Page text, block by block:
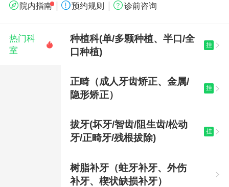
 院内指南 预约规则 诊前咨询
热门科
室

种植科(单/多颗种植、半口/全
口种植)
挂 
正畸（成人牙齿矫正、金属/
隐形矫正）
挂 
拔牙(坏牙/智齿/阻生齿/松动
牙/正畸牙/残根拔除)
挂 
树脂补牙（蛀牙补牙、外伤
补牙、楔状缺损补牙）
